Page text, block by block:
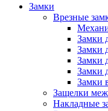
Замки
Врезные
Замки
Замки
Замки
Замки
Замки
Защелки
Накладные